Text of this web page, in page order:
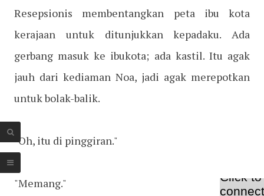
Resepsionis membentangkan peta ibu kota
kerajaan untuk ditunjukkan kepadaku. Ada
gerbang masuk ke ibukota; ada kastil. Itu agak
jauh dari kediaman Noa, jadi agak merepotkan
untuk bolak-balik.
"Oh, itu di pinggiran."
"Memang."